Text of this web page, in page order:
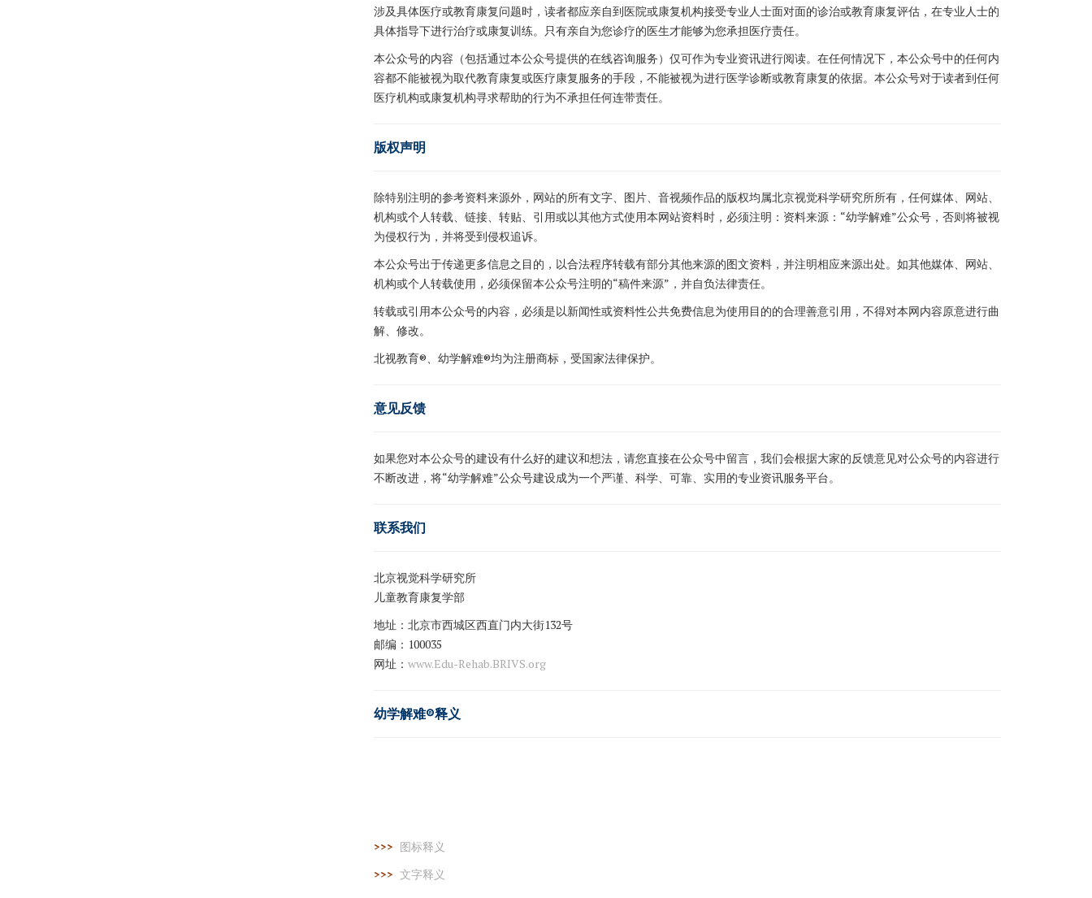
涉及具体医疗或教育康复问题时，读者都应亲自到医院或康复机构接受专业人士面对面的诊治或教育康复评估，在专业人士的
具体指导下进行治疗或康复训练。只有亲自为您诊疗的医生才能够为您承担医疗责任。
本公众号的内容（包括通过本公众号提供的在线咨询服务）仅可作为专业资讯进行阅读。在任何情况下，本公众号中的任何内
容都不能被视为取代教育康复或医疗康复服务的手段，不能被视为进行医学诊断或教育康复的依据。本公众号对于读者到任何
医疗机构或康复机构寻求帮助的行为不承担任何连带责任。
版权声明
除特别注明的参考资料来源外，网站的所有文字、图片、音视频作品的版权均属北京视觉科学研究所所有，任何媒体、网站、
机构或个人转载、链接、转贴、引用或以其他方式使用本网站资料时，必须注明：资料来源：“幼学解难”公众号，否则将被视
为侵权行为，并将受到侵权追诉。
本公众号出于传递更多信息之目的，以合法程序转载有部分其他来源的图文资料，并注明相应来源出处。如其他媒体、网站、
机构或个人转载使用，必须保留本公众号注明的“稿件来源”，并自负法律责任。
转载或引用本公众号的内容，必须是以新闻性或资料性公共免费信息为使用目的的合理善意引用，不得对本网内容原意进行曲
解、修改。
北视教育®、幼学解难®均为注册商标，受国家法律保护。
意见反馈
如果您对本公众号的建设有什么好的建议和想法，请您直接在公众号中留言，我们会根据大家的反馈意见对公众号的内容进行
不断改进，将“幼学解难”公众号建设成为一个严谨、科学、可靠、实用的专业资讯服务平台。
联系我们
北京视觉科学研究所
儿童教育康复学部
地址：北京市西城区西直门内大街132号
邮编：100035
网址： www.Edu-Rehab.BRIVS.org
幼学解难®释义
>>> 图标释义
>>> 文字释义